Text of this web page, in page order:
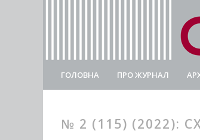
ГОЛОВНА ПРО ЖУРНАЛ
№ 2 (115) (2022):